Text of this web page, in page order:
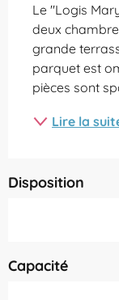
Le "Logis
deux
grande
parquet est
pièces sont
Lire la
Disposition
Capacité